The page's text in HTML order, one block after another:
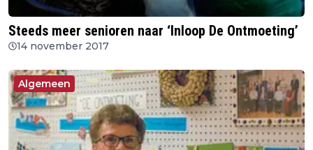
Steeds meer senioren naar ‘Inloop De Ontmoeting’
14 november 2017
Algemeen